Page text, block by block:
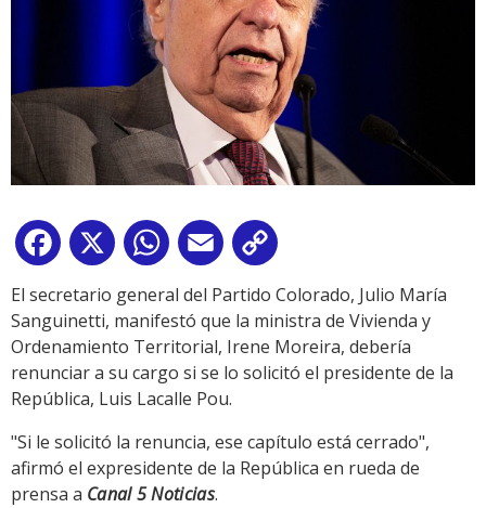
Facebook
X WhatsApp
Email
Link
El secretario general del Partido Colorado, Julio María
Sanguinetti, manifestó que la ministra de Vivienda y
Ordenamiento Territorial, Irene Moreira, debería
renunciar a su cargo si se lo solicitó el presidente de la
República, Luis Lacalle Pou.
"Si le solicitó la renuncia, ese capítulo está cerrado",
afirmó el expresidente de la República en rueda de
prensa a Canal 5 Noticias.